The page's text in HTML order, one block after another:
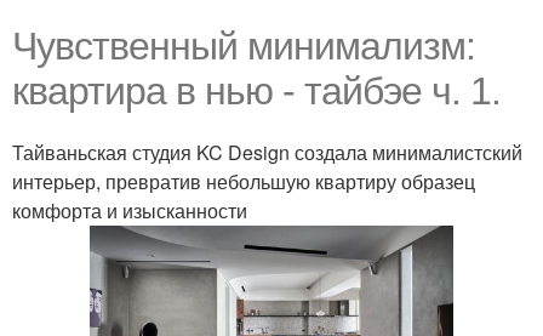
Чувственный минимализм:
квартира в нью - тайбэе ч. 1.
Тайваньская студия KC Design создала минималистский
интерьер, превратив небольшую квартиру образец
комфорта и изысканности